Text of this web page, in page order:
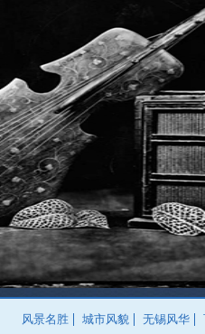
风景名胜 城市风貌 无锡风华